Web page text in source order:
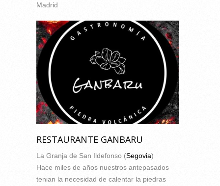
Madrid
RESTAURANTE GANBARU
La Granja de San Ildefonso (Segovia)
Hace miles de años nuestros antepasados
tenian la necesidad de calentar la piedras